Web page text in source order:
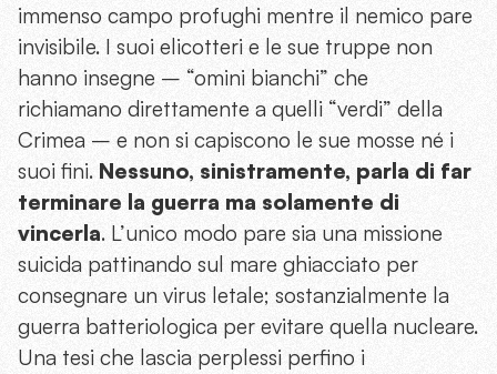
immenso campo profughi mentre il nemico pare
invisibile. I suoi elicotteri e le sue truppe non
hanno insegne – “omini bianchi” che
richiamano direttamente a quelli “verdi” della
Crimea – e non si capiscono le sue mosse né i
suoi fini. Nessuno, sinistramente, parla di far
terminare la guerra ma solamente di
vincerla. L’unico modo pare sia una missione
suicida pattinando sul mare ghiacciato per
consegnare un virus letale; sostanzialmente la
guerra batteriologica per evitare quella nucleare.
Una tesi che lascia perplessi perfino i